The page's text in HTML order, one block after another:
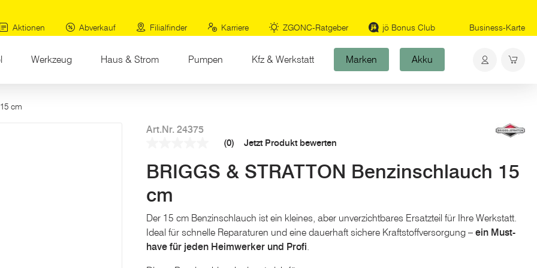
Aktionen
Abverkauf Filialfinder Karriere ZGONC-Ratgeber jö Bonus Club Business-Karte
Werkzeug Haus & Strom Pumpen Kfz & Werkstatt Marken Akku
cm
Art.Nr. 24375
Link
auf
Seite.
(0) Jetzt Produkt bewerten
BRIGGS & STRATTON Benzinschlauch 15
cm
Der 15 cm Benzinschlauch ist ein kleines, aber unverzichtbares Ersatzteil für Ihre Werkstatt.
Ideal für schnelle Reparaturen und eine dauerhaft sichere Kraftstoffversorgung – ein Must-
have für jeden Heimwerker und Profi.